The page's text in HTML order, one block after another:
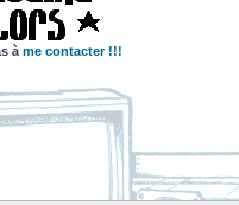
à me contacter !!!